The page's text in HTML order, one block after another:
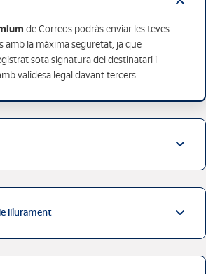
de Correos podràs enviar les teves
amb la màxima seguretat, ja que
sota signatura del destinatari i
validesa legal davant tercers.
lliurament